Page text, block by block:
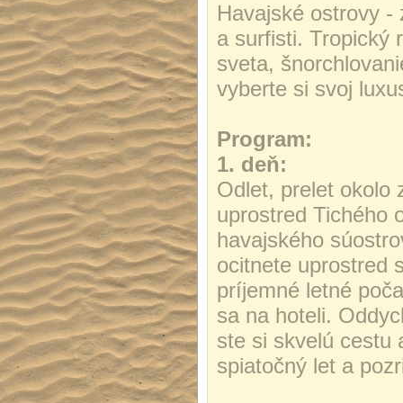
Havajské ostrovy -
a surfisti. Tropický
sveta,
vyberte si svoj
Program:
1. deň:
Odlet, prelet okolo
uprostred Tichého
havajského
ocitnete uprostred
príjemné letné
sa na hoteli.
ste si skvelú cestu
spiatočný let a